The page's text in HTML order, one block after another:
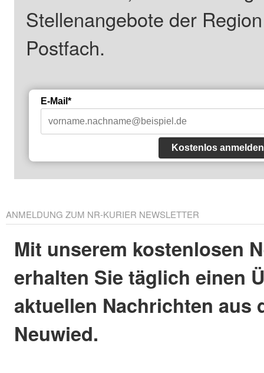
Stellenangebote der
Postfach.
E-Mail*
Kostenlos anmelden
ANMELDUNG ZUM NR-KURIER NEWSLETTER
Mit unserem kostenlosen
erhalten Sie täglich einen
aktuellen Nachrichten aus
Neuwied.